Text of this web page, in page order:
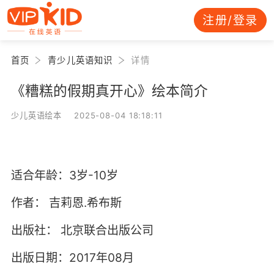
注册/登录
首页 青少儿英语知识 详情
《糟糕的假期真开心》绘本简介
少儿英语绘本 2025-08-04 18:18:11
适合年龄：3岁-10岁
作者：
吉莉恩.希布斯
出版社：
北京联合出版公司
出版日期：2017年08月